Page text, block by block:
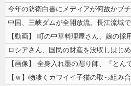
中国、三峡ダムが全開放流。長江流域
【動画】 町の中華料理屋さん、娘の採
ロシアさん、国民の財産を没収しはじ
【ｗ】物凄くカワイイ子猫の取っ組み合